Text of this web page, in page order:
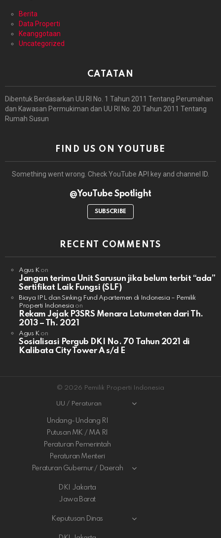
Berita
Data Properti
Keanggotaan
Uncategorized
CATATAN
Dibentuk Berdasarkan UU RI No. 1 Tahun 2011 Tentang Perumahan
dan Kawasan Permukiman dan UU RI No. 20 Tahun 2011 Tentang
Rumah Susun
FIND US ON YOUTUBE
Something went wrong. Check YouTube API key and channel ID.
@YouTube Spotlight
SUBSCRIBE
RECENT COMMENTS
Agus Kon
Jangan terima Unit Sarusun jika belum terbit “ada”
Sertifikat Laik Fungsi (SLF)
Biaya IPL dan Sinking Fund Apartemen di Indonesia – Pemilik
Properti Indonesia on
Rekam Jejak P3SRS Menara Latumeten dari Th.
2013 – Th. 2021
Agus Kon
Sosialisasi Pergub DKI No. 70 Tahun 2021 di
Kalibata City Tower A s/d E
© 2026 Pemilik Properti Indonesia
UU / Peraturan
Undang-Undang RI
Putusan MK / MA RI
Peraturan Pemerintah
Peraturan Menteri
Peraturan Gubernur / Daerah
DKI Jakarta
Jawa Barat
Keputusan Dinas